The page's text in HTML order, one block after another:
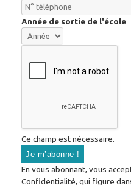
Année de sortie de l'école
Ce champ est nécessaire.
En vous abonnant, vous
Confidentialité, qui figure